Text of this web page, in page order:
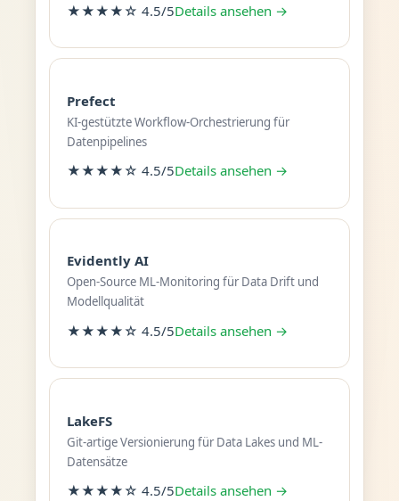
★★★★☆ 4.5/5Details ansehen →
Prefect
KI-gestützte Workflow-Orchestrierung für
Datenpipelines
★★★★☆ 4.5/5Details ansehen →
Evidently AI
Open-Source ML-Monitoring für Data Drift und
Modellqualität
★★★★☆ 4.5/5Details ansehen →
LakeFS
Git-artige Versionierung für Data Lakes und ML-
Datensätze
★★★★☆ 4.5/5Details ansehen →